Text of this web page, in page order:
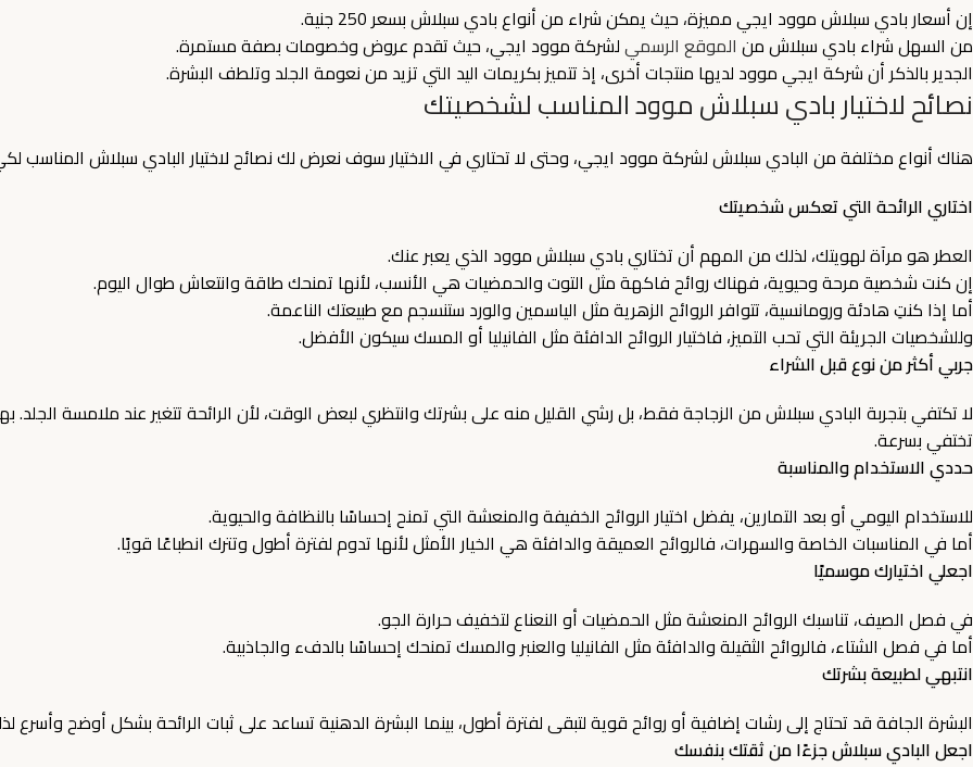
إن أسعار بادي سبلاش موود ايجي مميزة، حيث يمكن شراء من أنواع بادي سبلاش بسعر 250 جنية.
من السهل شراء بادي سبلاش من الموقع الرسميلشركة موود ايجي، حيث تقدم عروض وخصومات بصفة مستمرة.
الجدير بالذكر أن شركة ايجي موود لديها منتجات أخرى، إذ تتميز بكريمات اليد التي تزيد من نعومة الجلد وتلطف البشرة.
نصائح لاختيار بادي سبلاش موود المناسب لشخصيتك
هناك أنواع مختلفة من البادي سبلاش لشركة موود ايجي، وحتى لا تحتاري في الاختيار سوف نعرض لك نصائح لاختيار البادي سبلاش المناسب
اختاري الرائحة التي تعكس شخصيتك
العطر هو مرآة لهويتك، لذلك من المهم أن تختاري بادي سبلاش موود الذي يعبر عنك.
إن كنت شخصية مرحة وحيوية، فهناك روائح فاكهة مثل التوت والحمضيات هي الأنسب، لأنها تمنحك طاقة وانتعاش طوال اليوم.
أما إذا كنتِ هادئة ورومانسية، تتوافر الروائح الزهرية مثل الياسمين والورد ستنسجم مع طبيعتك الناعمة.
وللشخصيات الجريئة التي تحب التميز، فاختيار الروائح الدافئة مثل الفانيليا أو المسك سيكون الأفضل.
جربي أكثر من نوع قبل الشراء
لا تكتفي بتجربة البادي سبلاش من الزجاجة فقط، بل رشي القليل منه على بشرتك وانتظري لبعض الوقت، لأن الرائحة تتغير عند ملامسة
تختفي بسرعة.
حددي الاستخدام والمناسبة
للاستخدام اليومي أو بعد التمارين، يفضل اختيار الروائح الخفيفة والمنعشة التي تمنح إحساسًا بالنظافة والحيوية.
أما في المناسبات الخاصة والسهرات، فالروائح العميقة والدافئة هي الخيار الأمثل لأنها تدوم لفترة أطول وتترك انطباعًا قويًا.
اجعلي اختيارك موسميًا
في فصل الصيف، تناسبك الروائح المنعشة مثل الحمضيات أو النعناع لتخفيف حرارة الجو.
أما في فصل الشتاء، فالروائح الثقيلة والدافئة مثل الفانيليا والعنبر والمسك تمنحك إحساسًا بالدفء والجاذبية.
انتبهي لطبيعة بشرتك
البشرة الجافة قد تحتاج إلى رشات إضافية أو روائح قوية لتبقى لفترة أطول، بينما البشرة الدهنية تساعد على ثبات الرائحة بشكل أوضح وأسرع
اجعل البادي سبلاش جزءًا من ثقتك بنفسك